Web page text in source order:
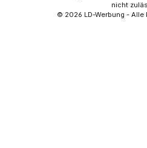
nicht
© 2026 LD-Werbung - Alle